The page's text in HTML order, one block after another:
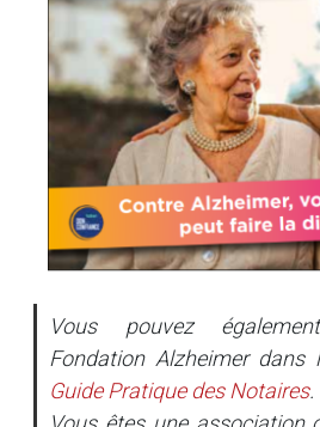
Vous pouvez
Fondation Alzheimer dans
Guide Pratique des Notaires.